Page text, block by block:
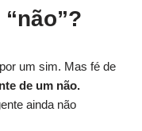
um sim. Mas fé de
de um não.
ainda não